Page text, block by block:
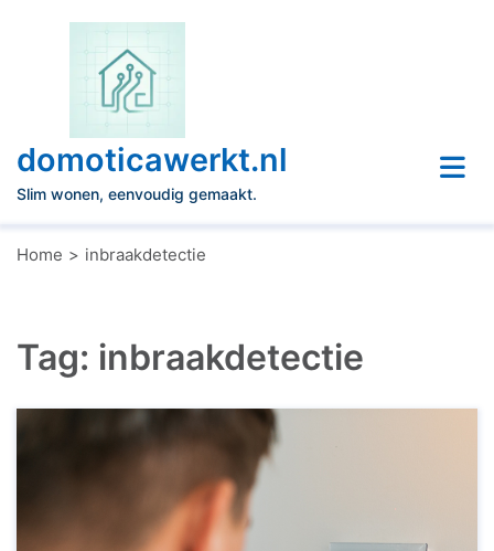
domoticawerkt.nl
Slim wonen, eenvoudig gemaakt.
Home inbraakdetectie
Tag: inbraakdetectie